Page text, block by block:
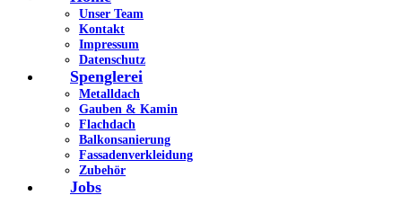
Unser Team
Kontakt
Impressum
Datenschutz
Spenglerei
Metalldach
Gauben & Kamin
Flachdach
Balkonsanierung
Fassadenverkleidung
Zubehör
Jobs